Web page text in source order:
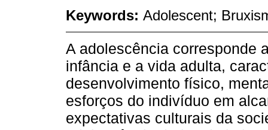
Keywords: Adolescent;
A adolescência corresponde
infância e a vida adulta,
desenvolvimento físico,
esforços do indivíduo em
expectativas culturais da